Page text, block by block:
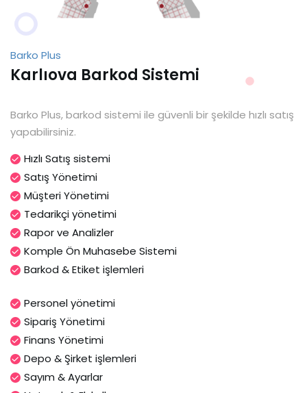
Barko Plus
Karlıova Barkod Sistemi
Barko Plus, barkod sistemi ile güvenli bir şekilde hızlı satış
yapabilirsiniz.
Hızlı Satış sistemi
Satış Yönetimi
Müşteri Yönetimi
Tedarikçi yönetimi
Rapor ve Analizler
Komple Ön Muhasebe Sistemi
Barkod & Etiket işlemleri
Personel yönetimi
Sipariş Yönetimi
Finans Yönetimi
Depo & Şirket işlemleri
Sayım & Ayarlar